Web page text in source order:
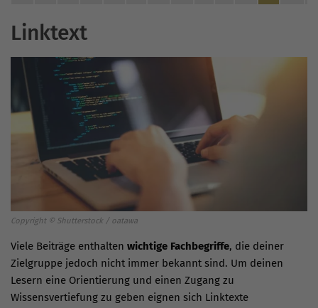
Linktext
Copyright © Shutterstock / oatawa
Viele Beiträge enthalten wichtige Fachbegriffe, die deiner
Zielgruppe jedoch nicht immer bekannt sind. Um deinen
Lesern eine Orientierung und einen Zugang zu
Wissensvertiefung zu geben eignen sich Linktexte